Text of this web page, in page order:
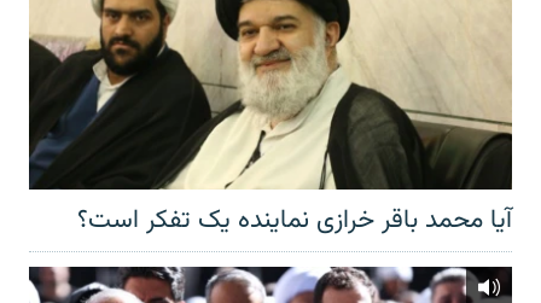
آیا محمد باقر خرازی نماینده یک تفکر است؟